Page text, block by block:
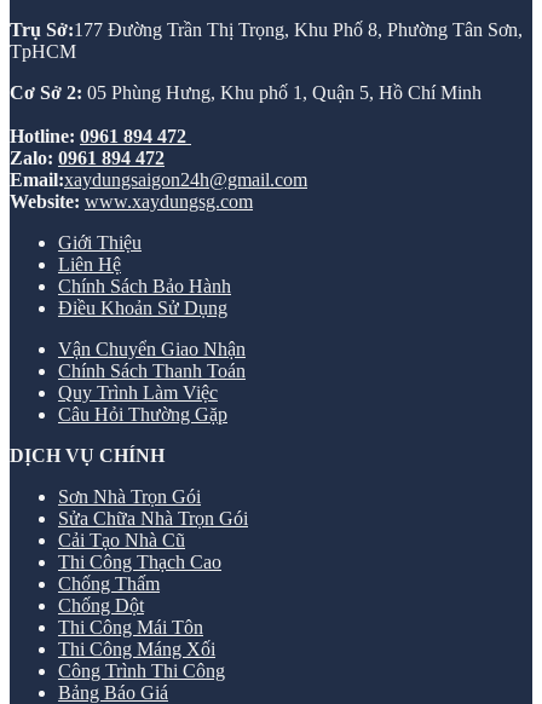
Trụ Sở:177 Đường Trần Thị Trọng, Khu Phố 8, Phường Tân Sơn,
TpHCM
Cơ Sở 2: 05 Phùng Hưng, Khu phố 1, Quận 5, Hồ Chí Minh
Hotline: 0961 894 472
Zalo: 0961 894 472
Email:xaydungsaigon24h@gmail.com
Website: www.xaydungsg.com
Giới Thiệu
Liên Hệ
Chính Sách Bảo Hành
Điều Khoản Sử Dụng
Vận Chuyển Giao Nhận
Chính Sách Thanh Toán
Quy Trình Làm Việc
Câu Hỏi Thường Gặp
DỊCH VỤ CHÍNH
Sơn Nhà Trọn Gói
Sửa Chữa Nhà Trọn Gói
Cải Tạo Nhà Cũ
Thi Công Thạch Cao
Chống Thấm
Chống Dột
Thi Công Mái Tôn
Thi Công Máng Xối
Công Trình Thi Công
Bảng Báo Giá